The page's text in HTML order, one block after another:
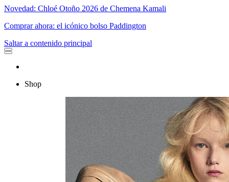
Novedad: Chloé Otoño 2026 de Chemena Kamali
Comprar ahora: el icónico bolso Paddington
Saltar a contenido principal
Shop